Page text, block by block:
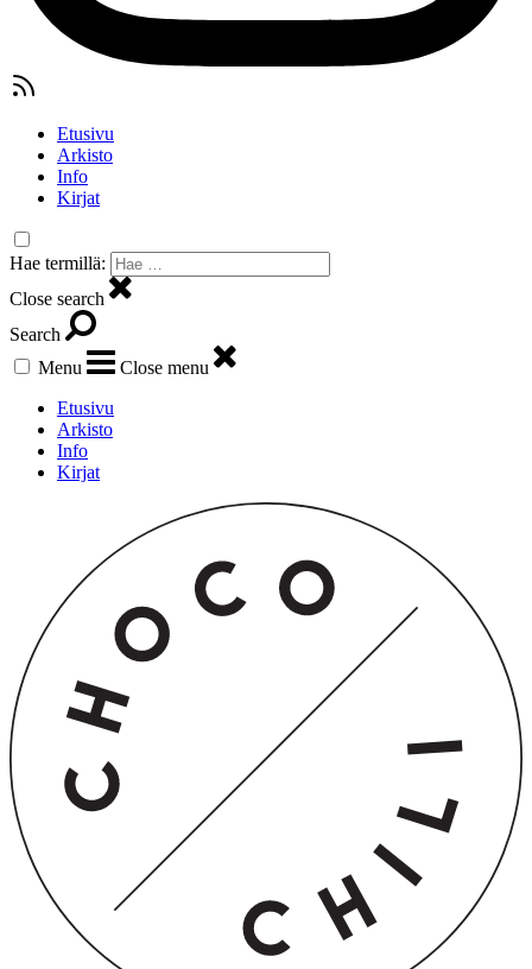
Etusivu
Arkisto
Info
Kirjat
Hae termillä:
Close search
Search
Menu
Close menu
Etusivu
Arkisto
Info
Kirjat